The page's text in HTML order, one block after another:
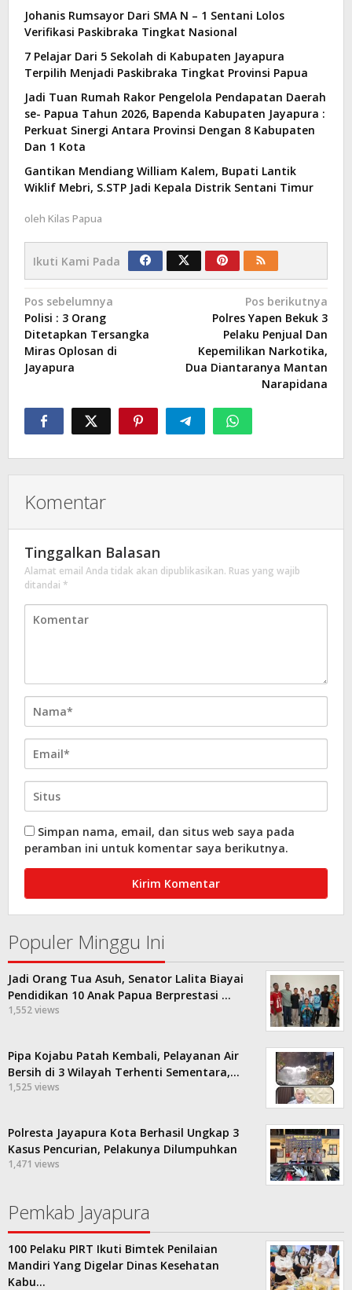
Johanis Rumsayor Dari SMA N – 1 Sentani Lolos
Verifikasi Paskibraka Tingkat Nasional
7 Pelajar Dari 5 Sekolah di Kabupaten Jayapura
Terpilih Menjadi Paskibraka Tingkat Provinsi Papua
Jadi Tuan Rumah Rakor Pengelola Pendapatan Daerah
se- Papua Tahun 2026, Bapenda Kabupaten Jayapura :
Perkuat Sinergi Antara Provinsi Dengan 8 Kabupaten
Dan 1 Kota
Gantikan Mendiang William Kalem, Bupati Lantik
Wiklif Mebri, S.STP Jadi Kepala Distrik Sentani Timur
oleh Kilas Papua
Ikuti Kami Pada
Navigasi
pos
Pos sebelumnya
Polisi : 3 Orang
Ditetapkan Tersangka
Miras Oplosan di
Jayapura
Pos berikutnya
Polres Yapen Bekuk 3
Pelaku Penjual Dan
Kepemilikan Narkotika,
Dua Diantaranya Mantan
Narapidana
Komentar
Tinggalkan Balasan
Alamat email Anda tidak akan dipublikasikan. Ruas yang wajib
ditandai *
Simpan nama, email, dan situs web saya pada
peramban ini untuk komentar saya berikutnya.
Populer Minggu Ini
Jadi Orang Tua Asuh, Senator Lalita Biayai
Pendidikan 10 Anak Papua Berprestasi …
1,552 views
Pipa Kojabu Patah Kembali, Pelayanan Air
Bersih di 3 Wilayah Terhenti Sementara,…
1,525 views
Polresta Jayapura Kota Berhasil Ungkap 3
Kasus Pencurian, Pelakunya Dilumpuhkan
1,471 views
Pemkab Jayapura
100 Pelaku PIRT Ikuti Bimtek Penilaian
Mandiri Yang Digelar Dinas Kesehatan
Kabu…